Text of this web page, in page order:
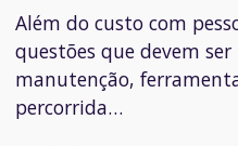
Além do custo com
questões que devem
manutenção,
percorrida…